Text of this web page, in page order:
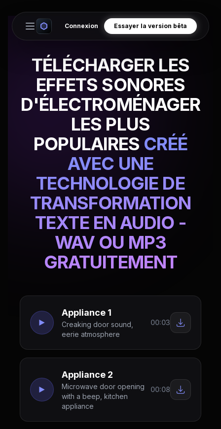
Open main menu
Connexion Essayer la version bêta
TÉLÉCHARGER LES
EFFETS SONORES
D'ÉLECTROMÉNAGER
LES PLUS
POPULAIRES CRÉÉ
AVEC UNE
TECHNOLOGIE DE
TRANSFORMATION
TEXTE EN AUDIO -
WAV OU MP3
GRATUITEMENT
Appliance 1
Creaking door sound,
eerie atmosphere
00:03
Appliance 2
Microwave door opening
with a beep, kitchen
appliance
00:08